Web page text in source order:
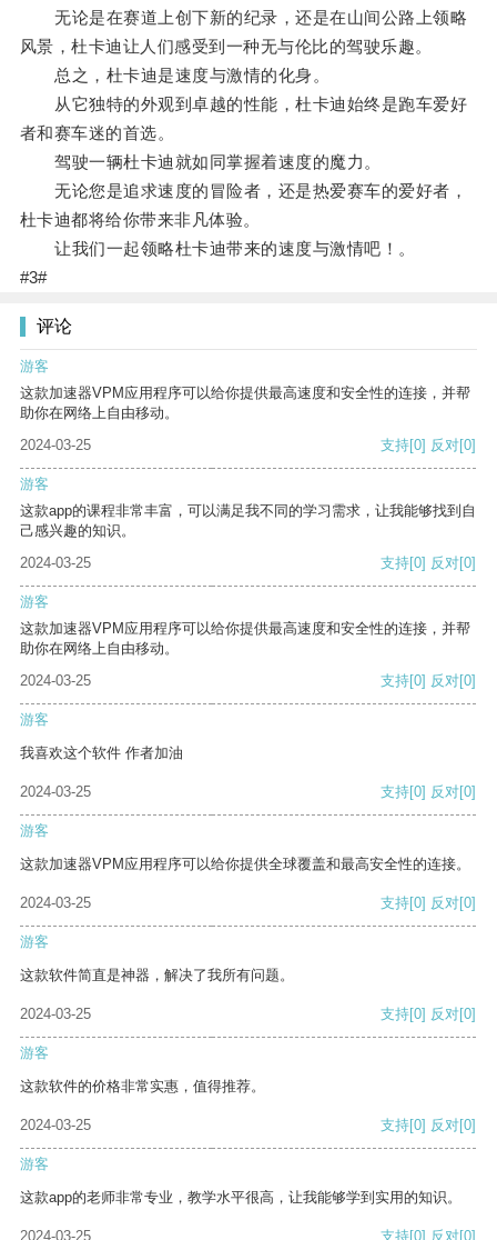
无论是在赛道上创下新的纪录，还是在山间公路上领略
风景，杜卡迪让人们感受到一种无与伦比的驾驶乐趣。
总之，杜卡迪是速度与激情的化身。
从它独特的外观到卓越的性能，杜卡迪始终是跑车爱好
者和赛车迷的首选。
驾驶一辆杜卡迪就如同掌握着速度的魔力。
无论您是追求速度的冒险者，还是热爱赛车的爱好者，
杜卡迪都将给你带来非凡体验。
让我们一起领略杜卡迪带来的速度与激情吧！。
#3#
评论
游客
这款加速器VPM应用程序可以给你提供最高速度和安全性的连接，并帮
助你在网络上自由移动。
2024-03-25
支持[0] 反对[0]
游客
这款app的课程非常丰富，可以满足我不同的学习需求，让我能够找到自
己感兴趣的知识。
2024-03-25
支持[0] 反对[0]
游客
这款加速器VPM应用程序可以给你提供最高速度和安全性的连接，并帮
助你在网络上自由移动。
2024-03-25
支持[0] 反对[0]
游客
我喜欢这个软件 作者加油
2024-03-25 支持[0] 反对[0]
游客
这款加速器VPM应用程序可以给你提供全球覆盖和最高安全性的连接。
2024-03-25 支持[0] 反对[0]
游客
这款软件简直是神器，解决了我所有问题。
2024-03-25 支持[0] 反对[0]
游客
这款软件的价格非常实惠，值得推荐。
2024-03-25 支持[0] 反对[0]
游客
这款app的老师非常专业，教学水平很高，让我能够学到实用的知识。
2024-03-25 支持[0] 反对[0]